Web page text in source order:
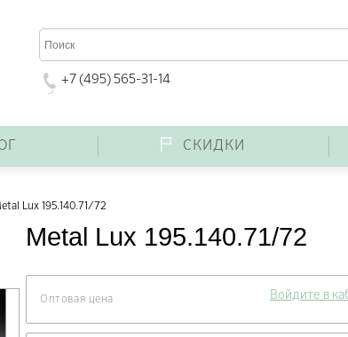
+7 (495) 565-31-14
СКИДКИ
Lux 195.140.71/72
Metal Lux 195.140.71/72
Оптовая цена Войдите в